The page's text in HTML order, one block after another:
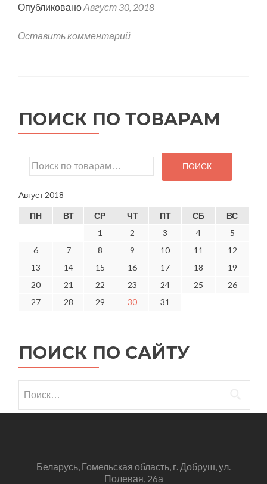
ОпубликованоАвгуст 30, 2018
Оставить комментарий
ПОИСК ПО ТОВАРАМ
ПОИСК
Август 2018
ПН ВТ СР ЧТ ПТ СБ
ВС
1
2 3 4
5
6
7 8 9 10 11
12
13
14 15 16 17 18
19
20
21 22 23 24 25
26
27
28 29 30 31
ПОИСК ПО САЙТУ
Беларусь, Гомельская область, г. Добруш, ул.
Полевая, 26а